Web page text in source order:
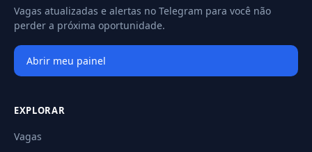
Vagas atualizadas e alertas no Telegram para você não
perder a próxima oportunidade.
Abrir meu painel
EXPLORAR
Vagas